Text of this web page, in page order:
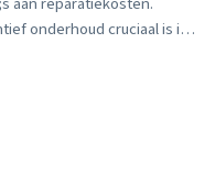
onderhoud cruciaal is in